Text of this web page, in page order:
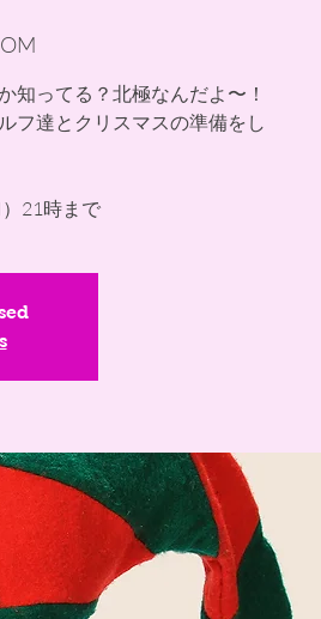
知ってる？北極なんだよ〜！
フ達とクリスマスの準備をし
21時まで